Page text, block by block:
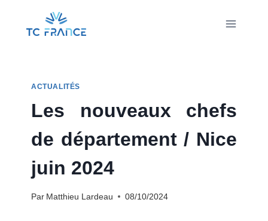
contenu
ACTUALITÉS
Les nouveaux chefs
de département / Nice
juin 2024
Par Matthieu Lardeau 08/10/2024